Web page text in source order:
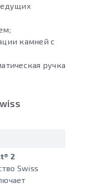
камней с
ручка
2
Swiss